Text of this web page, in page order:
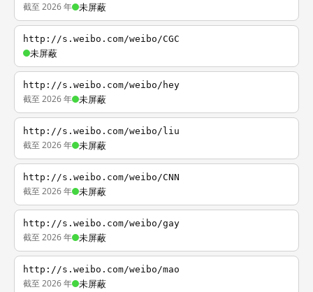
截至 2026 年 未屏蔽
http://s.weibo.com/weibo/CGC
未屏蔽
http://s.weibo.com/weibo/hey
截至 2026 年 未屏蔽
http://s.weibo.com/weibo/liu
截至 2026 年 未屏蔽
http://s.weibo.com/weibo/CNN
截至 2026 年 未屏蔽
http://s.weibo.com/weibo/gay
截至 2026 年 未屏蔽
http://s.weibo.com/weibo/mao
截至 2026 年 未屏蔽